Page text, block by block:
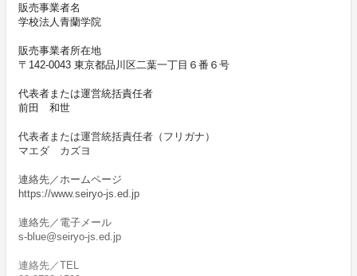
販売事業者名
学校法人青蘭学院
販売事業者所在地
〒142-0043 東京都品川区二葉一丁目６番６号
代表者または運営統括責任者
前田 和世
代表者または運営統括責任者（フリガナ）
マエダ カズヨ
連絡先／ホームページ
https://www.seiryo-js.ed.jp
連絡先／電子メール
s-blue@seiryo-js.ed.jp
連絡先／TEL